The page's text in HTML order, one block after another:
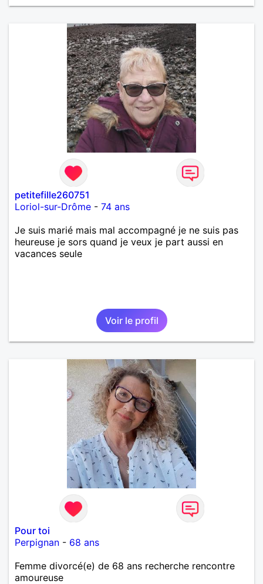
petitefille260751
Loriol-sur-Drôme - 74 ans
Je suis marié mais mal accompagné je ne suis pas
heureuse je sors quand je veux je part aussi en
vacances seule
Voir le profil
Pour toi
Perpignan - 68 ans
Femme divorcé(e) de 68 ans recherche rencontre
amoureuse